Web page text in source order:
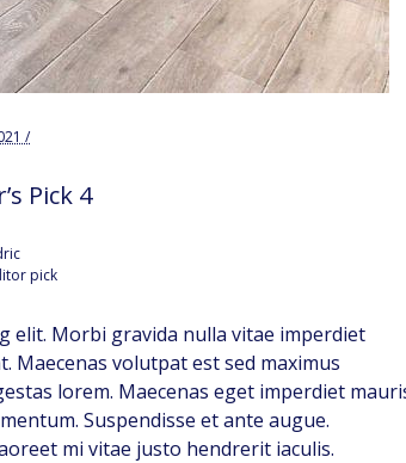
/
Pick 4
pick
elit. Morbi gravida nulla vitae imperdiet
Maecenas volutpat est sed maximus
lorem. Maecenas eget imperdiet
Suspendisse et ante augue.
mi vitae justo hendrerit iaculis.